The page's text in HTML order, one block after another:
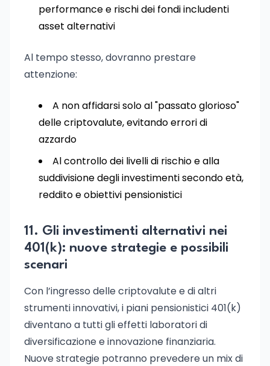
performance e rischi dei fondi includenti
asset alternativi
Al tempo stesso, dovranno prestare
attenzione:
A non affidarsi solo al "passato glorioso"
delle criptovalute, evitando errori di
azzardo
Al controllo dei livelli di rischio e alla
suddivisione degli investimenti secondo età,
reddito e obiettivi pensionistici
11. Gli investimenti alternativi nei
401(k): nuove strategie e possibili
scenari
Con l’ingresso delle criptovalute e di altri
strumenti innovativi, i piani pensionistici 401(k)
diventano a tutti gli effetti laboratori di
diversificazione e innovazione finanziaria.
Nuove strategie potranno prevedere un mix di